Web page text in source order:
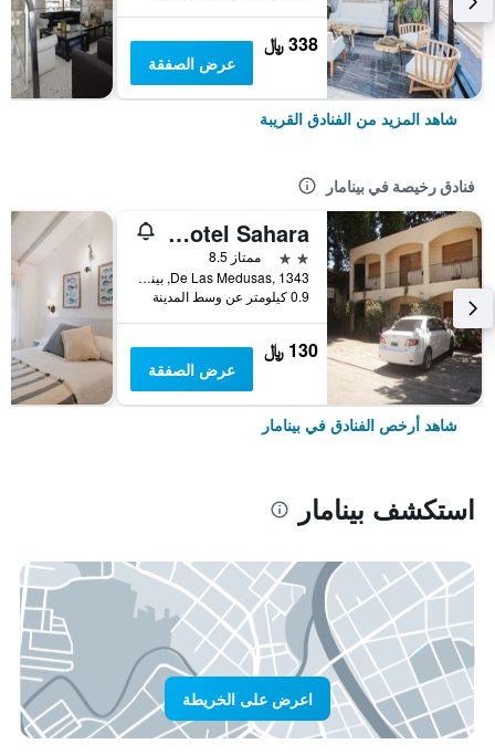
338 ﷼
عرض الصفقة
شاهد المزيد من الفنادق القريبة
فنادق رخيصة في بينامار
Apart Hotel Sahara
2 نجمتين
ممتاز 8.5
De Las Medusas, 1343, بينامار, محافظة بوينس أيرس, الأرجنتين
0.9 كيلومتر عن وسط المدينة
130 ﷼
عرض الصفقة
شاهد أرخص الفنادق في بينامار
استكشف بينامار
اعرض على الخريطة